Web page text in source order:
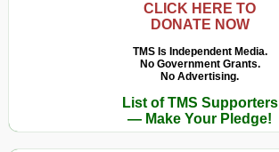
CLICK HERE TO
DONATE NOW
TMS Is Independent Media.
No Government Grants.
No Advertising.
List of TMS Supporters
— Make Your Pledge!